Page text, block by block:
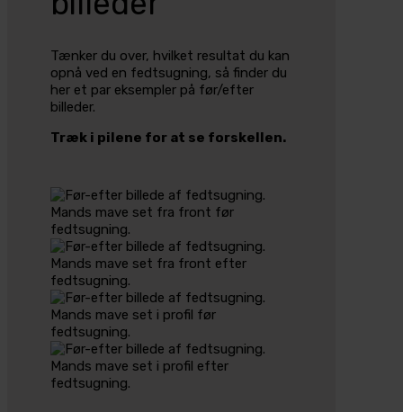
Tænker du over, hvilket resultat du kan
opnå ved en fedtsugning, så finder du
her et par eksempler på før/efter
billeder.
Træk i pilene for at se forskellen.